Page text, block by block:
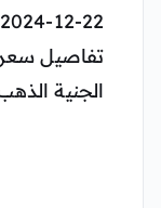
تفاصيل
الجنية